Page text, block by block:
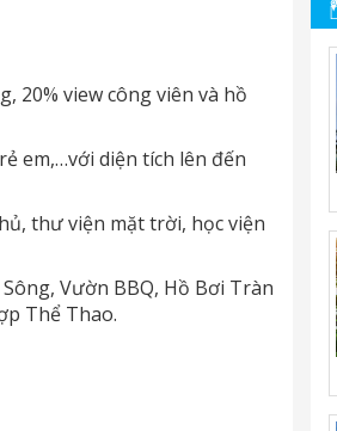
20% view công viên và hồ
em,…với diện tích lên đến
thư viện mặt trời, học viện
Vườn BBQ, Hồ Bơi Tràn
Thể Thao.